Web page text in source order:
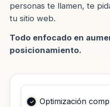
personas te llamen, te
tu sitio web.
Todo enfocado en
posicionamiento.
Optimización